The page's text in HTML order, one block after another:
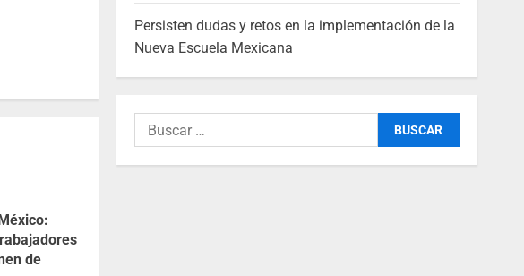
de
Persisten dudas y retos en la implementación de la
Nueva Escuela Mexicana